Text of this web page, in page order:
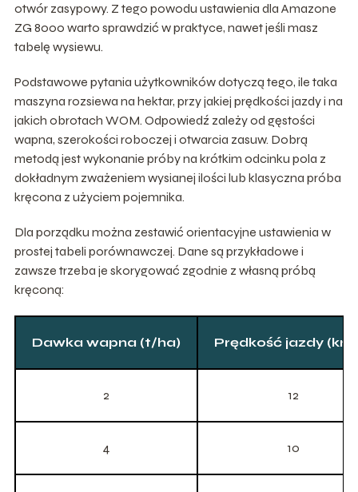
otwór zasypowy. Z tego powodu ustawienia dla Amazone
ZG 8000 warto sprawdzić w praktyce, nawet jeśli masz
tabelę wysiewu.
Podstawowe pytania użytkowników dotyczą tego, ile taka
maszyna rozsiewa na hektar, przy jakiej prędkości jazdy i na
jakich obrotach WOM. Odpowiedź zależy od gęstości
wapna, szerokości roboczej i otwarcia zasuw. Dobrą
metodą jest wykonanie próby na krótkim odcinku pola z
dokładnym zważeniem wysianej ilości lub klasyczna próba
kręcona z użyciem pojemnika.
Dla porządku można zestawić orientacyjne ustawienia w
prostej tabeli porównawczej. Dane są przykładowe i
zawsze trzeba je skorygować zgodnie z własną próbą
kręconą:
Dawka wapna (t/ha) Prędkość jazdy
2 12
4 10